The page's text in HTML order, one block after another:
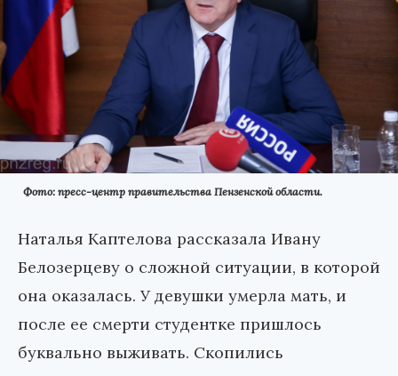
Фото: пресс-центр правительства Пензенской области.
Наталья Каптелова рассказала Ивану
Белозерцеву о сложной ситуации, в которой
она оказалась. У девушки умерла мать, и
после ее смерти студентке пришлось
буквально выживать. Скопились